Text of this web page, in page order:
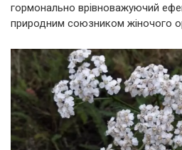
гормонально врівноважуючий
природним союзником жіночого